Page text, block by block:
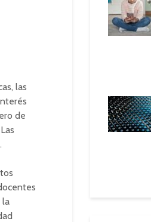
las
de
la